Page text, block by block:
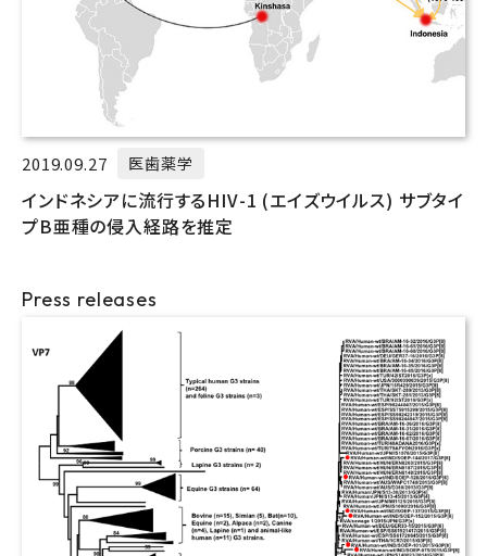
2019.09.27 医歯薬学
インドネシアに流行するHIV-1 (エイズウイルス) サブタイ
プB亜種の侵入経路を推定
Press releases